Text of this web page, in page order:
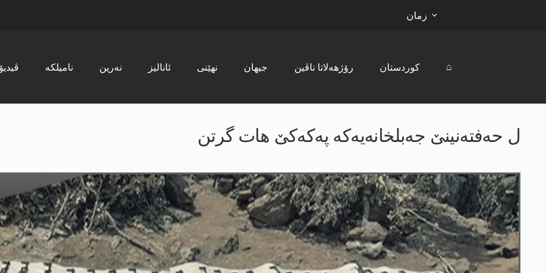
زمان
ڤیدیۆ نامیلکە نەرین ئانالیز نھێنی جیھان رۆژھەلاتا ناڤین کوردستان ⌂
ل حه‌فته‌نینێ جه‌بلخانه‌یه‌كه‌ په‌كه‌كێ هات گرتن